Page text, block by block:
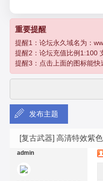
孽
传
重要提醒
提醒1：论坛永久域名为：
提醒2：论坛充值比例1:100
提醒3：点击上面的图标能
发布主题
[复古武器] 高清特效紫
admin